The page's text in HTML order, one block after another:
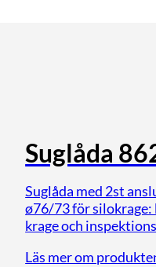
Suglåda
Suglåda med 2st
ø76/73 för silokrage:
krage och
Läs mer om